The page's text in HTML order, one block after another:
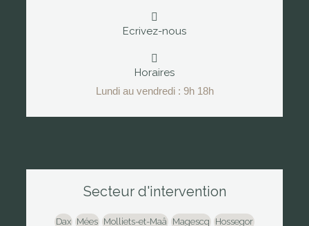
Ecrivez-nous
Horaires
Lundi au vendredi : 9h 18h
Secteur d'intervention
Dax Mées Molliets-et-Maâ Magescq Hossegor